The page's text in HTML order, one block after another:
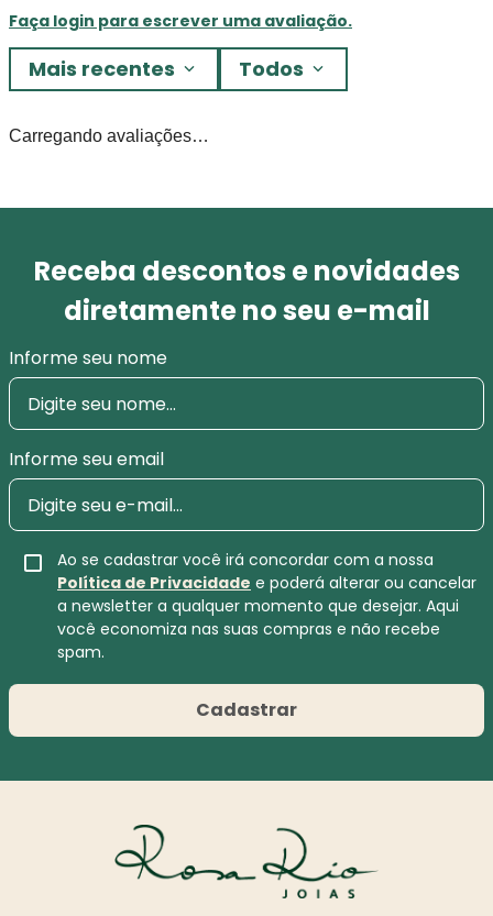
Faça login para escrever uma avaliação.
Mais recentes Todos
Carregando avaliações…
Receba descontos e novidades
diretamente no seu e-mail
Informe seu nome
Informe seu email
Ao se cadastrar você irá concordar com a nossa
Política de Privacidade e poderá alterar ou cancelar
a newsletter a qualquer momento que desejar. Aqui
você economiza nas suas compras e não recebe
spam.
Cadastrar